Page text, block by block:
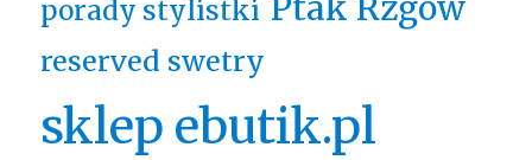
porady stylistki
reserved swetry
sklep ebutik.pl